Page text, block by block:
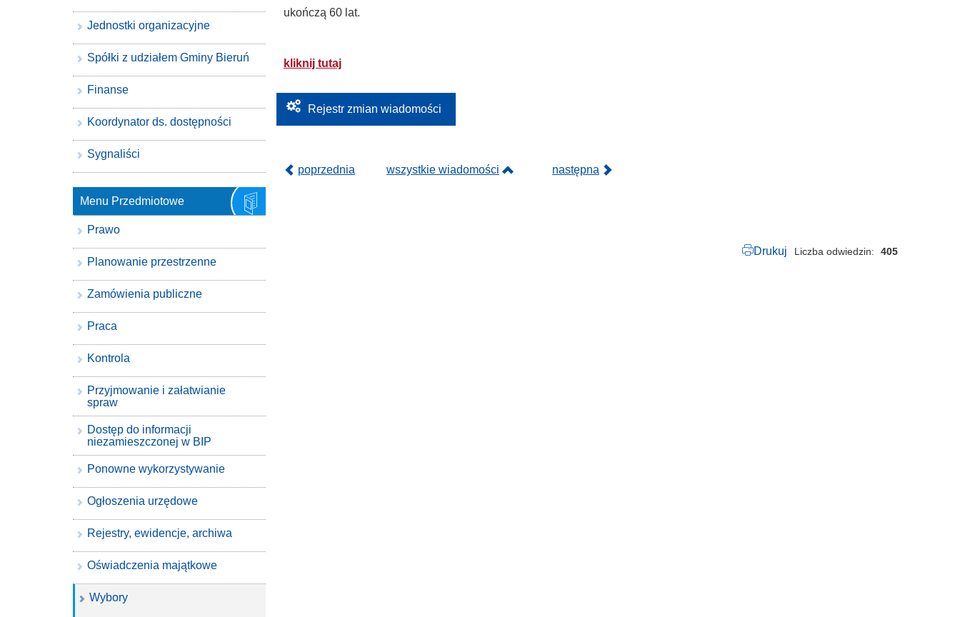
ukończą 60 lat.
kliknij tutaj
Rejestr zmian wiadomości
poprzednia wszystkie wiadomości następna
Drukuj Liczba odwiedzin 405
Jednostki organizacyjne
Spółki z udziałem Gminy Bieruń
Finanse
Koordynator ds. dostępności
Sygnaliści
Menu Przedmiotowe
Prawo
Planowanie przestrzenne
Zamówienia publiczne
Praca
Kontrola
Przyjmowanie i załatwianie
spraw
Dostęp do informacji
niezamieszczonej w BIP
Ponowne wykorzystywanie
Ogłoszenia urzędowe
Rejestry, ewidencje, archiwa
Oświadczenia majątkowe
Wybory